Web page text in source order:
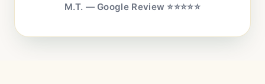
M.T. — Google Review ⭐⭐⭐⭐⭐